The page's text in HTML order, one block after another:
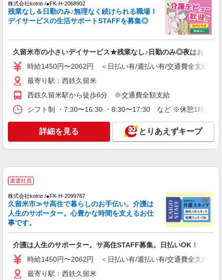
通費全支給(ガソリン代含む)＞
最寄り駅：西鉄久留米
キープ 詳細を見る
派遣社員
（株）ウィルオブ・ワークCW 福岡支店/ms400101
高齢者向け住宅staff
時給1400円 ◆前払い・日払い・週払いOK
福岡県久留米市西鉄久留米駅周辺
キープ 詳細を見る
株式会社kotrio /●FK-H-2028582
時給1450円〜2062円 ＜日払い有/週払い有/交
通費全支給(ガソリン代含む)＞
最寄り駅：西鉄久留米
キープ 詳細を見る
派遣社員
（株）ウィルオブ・ワークCW 福岡支店/ms400101
株式会社kotrio /●FK-H-2068902
残業なし＆日勤のみ♪無理なく続けられる職場！
デイサービスの生活サポートSTAFFを募集◎
久留米市の小さいデイサービス★残業なし♪日勤のみ◎夜はおうち
時給1450円〜2062円 ＜日払い有/週払い有/交通費全支給(ガ
最寄り駅：西鉄久留米
西鉄久留米駅から徒歩6分 ※交通費全額支給
シフト制 ・7:30〜16:30 ・8:30〜17:30 など ※休憩1時間 ※
詳細を見る とりあえずキープ
派遣社員
株式会社kotrio /●FK-H-2099767
久留米市≫サ高住で暮らしのお手伝い。介護は
人生のサポーター。心豊かな時間を支えるお仕
事です。
介護は人生のサポーター。サ高住STAFF募集。日払いOK！
時給1450円〜2062円 ＜日払い有/週払い有/交通費全支給(ガ
最寄り駅：西鉄久留米